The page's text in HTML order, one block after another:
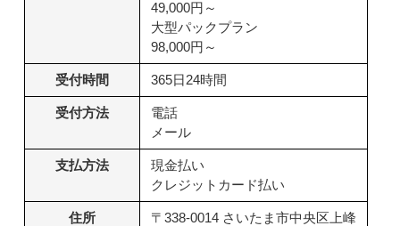
49,000円～
大型パックプラン
98,000円～
受付時間 365日24時間
受付方法
電話
メール
支払方法
現金払い
クレジットカード払い
住所
〒338-0014 さいたま市中央区上峰